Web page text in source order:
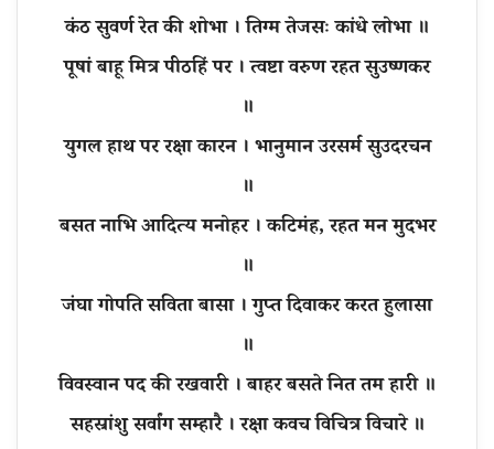
कंठ सुवर्ण रेत की शोभा । तिग्म तेजसः कांधे लोभा ॥
पूषां बाहू मित्र पीठहिं पर । त्वष्टा वरुण रहत सुउष्णकर
॥
युगल हाथ पर रक्षा कारन । भानुमान उरसर्म सुउदरचन
॥
बसत नाभि आदित्य मनोहर । कटिमंह, रहत मन मुदभर
॥
जंघा गोपति सविता बासा । गुप्त दिवाकर करत हुलासा
॥
विवस्वान पद की रखवारी । बाहर बसते नित तम हारी ॥
सहस्रांशु सर्वांग सम्हारै । रक्षा कवच विचित्र विचारे ॥